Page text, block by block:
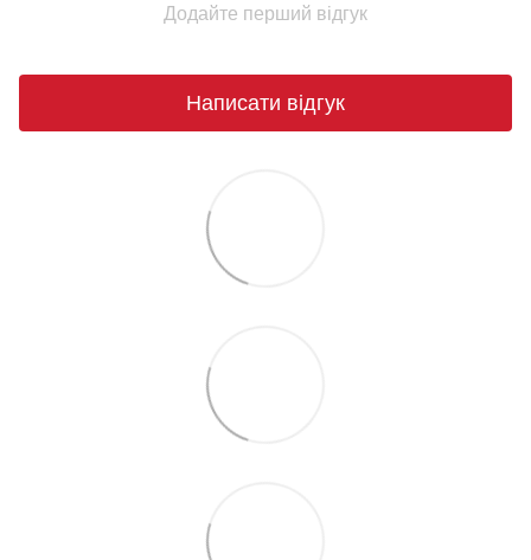
Додайте перший відгук
Написати відгук